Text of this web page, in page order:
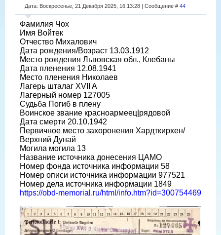
Дата: Воскресенье, 21 Декабря 2025, 16:13:28 | Сообщение # 44
Фамилия Чох
Имя Войтек
Отчество Михалович
Дата рождения/Возраст 13.03.1912
Место рождения Львовская обл., Клебаны
Дата пленения 12.08.1941
Место пленения Николаев
Лагерь шталаг XVII A
Лагерный номер 127005
Судьба Погиб в плену
Воинское звание красноармеец|рядовой
Дата смерти 20.10.1942
Первичное место захоронения Хардткирхен/
Верхний Дунай
Могила могила 13
Название источника донесения ЦАМО
Номер фонда источника информации 58
Номер описи источника информации 977521
Номер дела источника информации 1849
https://obd-memorial.ru/html/info.htm?id=300754469